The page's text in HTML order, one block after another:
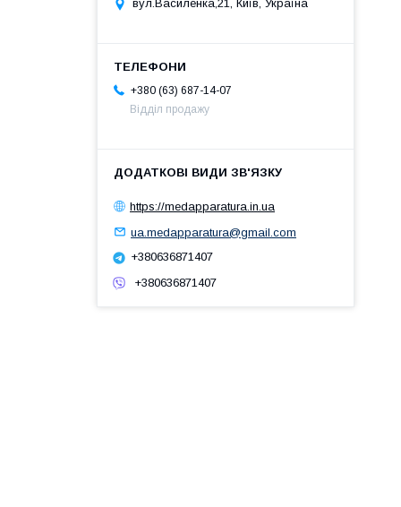
вул.Василенка,21, Київ, Україна
+380 (63) 687-14-07
Відділ продажу
https://medapparatura.in.ua
ua.medapparatura@gmail.com
+380636871407
+380636871407